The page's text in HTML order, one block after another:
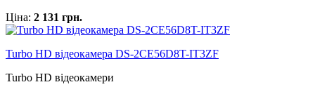
Ціна: 2 131 грн.
Turbo HD відеокамера DS-2CE56D8T-IT3ZF
Turbo HD відеокамери